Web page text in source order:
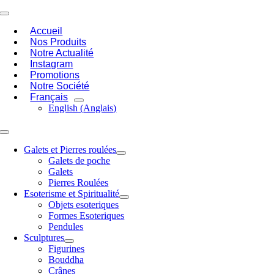
Passer
contenu
Toggle
NavigationAccueil
Nos Produits
Notre Actualité
Instagram
Promotions
Notre Société
Français
English (Anglais)
Toggle
NavigationGalets et Pierres roulées
Galets de poche
Galets
Pierres Roulées
Esoterisme et Spiritualité
Objets esoteriques
Formes Esoteriques
Pendules
Sculptures
Figurines
Bouddha
Crânes